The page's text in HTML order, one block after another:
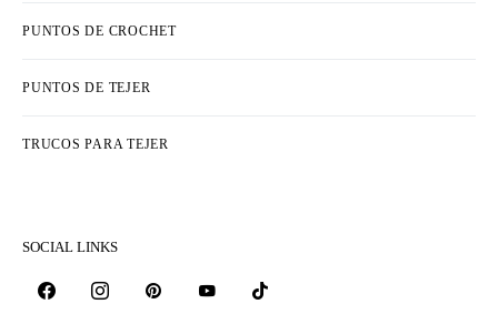
PUNTOS DE CROCHET
PUNTOS DE TEJER
TRUCOS PARA TEJER
SOCIAL LINKS